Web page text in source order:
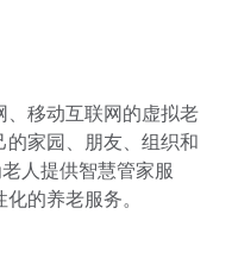
、移动互联网的虚拟老
的家园、朋友、组织和
人提供智慧管家服
的养老服务。